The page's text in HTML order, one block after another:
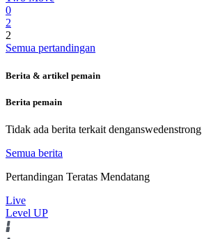
0
2
2
Semua pertandingan
Berita & artikel pemain
Berita pemain
Tidak ada berita terkait denganswedenstrong
Semua berita
Pertandingan Teratas Mendatang
Live
Level UP